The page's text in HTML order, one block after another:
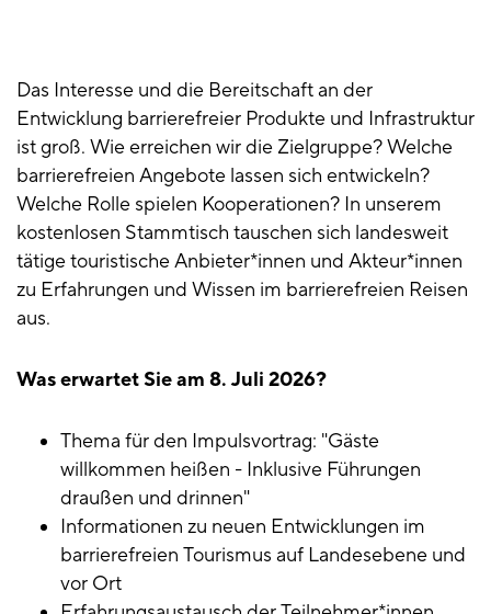
Das Interesse und die Bereitschaft an der
Entwicklung barrierefreier Produkte und Infrastruktur
ist groß. Wie erreichen wir die Zielgruppe? Welche
barrierefreien Angebote lassen sich entwickeln?
Welche Rolle spielen Kooperationen? In unserem
kostenlosen Stammtisch tauschen sich landesweit
tätige touristische Anbieter*innen und Akteur*innen
zu Erfahrungen und Wissen im barrierefreien Reisen
aus.
Was erwartet Sie am 8. Juli 2026?
Thema für den Impulsvortrag: "Gäste
willkommen heißen - Inklusive Führungen
draußen und drinnen"
Informationen zu neuen Entwicklungen im
barrierefreien Tourismus auf Landesebene und
vor Ort